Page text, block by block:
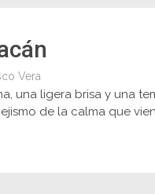
Vera
una ligera brisa y una
de la calma que